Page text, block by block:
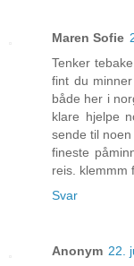
Maren Sofie
Tenker
fint du
både her i
klare hjelpe
sende til
fineste
reis. klemmm
Svar
Anonym 22.